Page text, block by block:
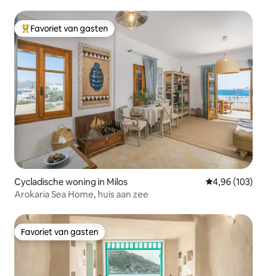
Topfavoriet van gasten
Favoriet van gasten
Cycladische woning in Milos Gemiddelde
4,96 (103)
Arokaria Sea Home, huis aan zee
Favoriet van gasten
Favoriet van gasten